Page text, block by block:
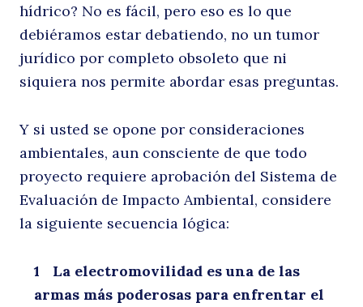
hídrico? No es fácil, pero eso es lo que
debiéramos estar debatiendo, no un tumor
jurídico por completo obsoleto que ni
siquiera nos permite abordar esas preguntas.
Y si usted se opone por consideraciones
ambientales, aun consciente de que todo
proyecto requiere aprobación del Sistema de
Evaluación de Impacto Ambiental, considere
la siguiente secuencia lógica:
La electromovilidad es una de las
armas más poderosas para enfrentar el